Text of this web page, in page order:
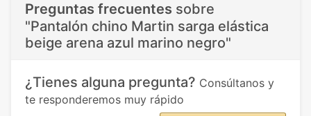
Preguntas frecuentes sobre
"Pantalón chino Martin sarga elástica
beige arena azul marino negro"
¿Tienes alguna pregunta? Consúltanos y
te responderemos muy rápido